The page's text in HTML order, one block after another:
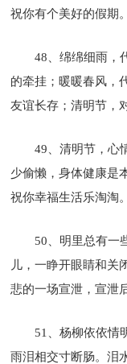
祝你有个美好的假期。
48、绵绵细雨，
的牵挂；暖暖春风，
友谊长存；清明节，
49、清明节，心
少偷懒，身体健康是
祝你幸福生活乐淘淘。
50、明里总有一
儿，一睁开眼睛和关
悲的一场宣泄，宣泄
51、杨柳依依情
雨泪相交寸断肠。泪